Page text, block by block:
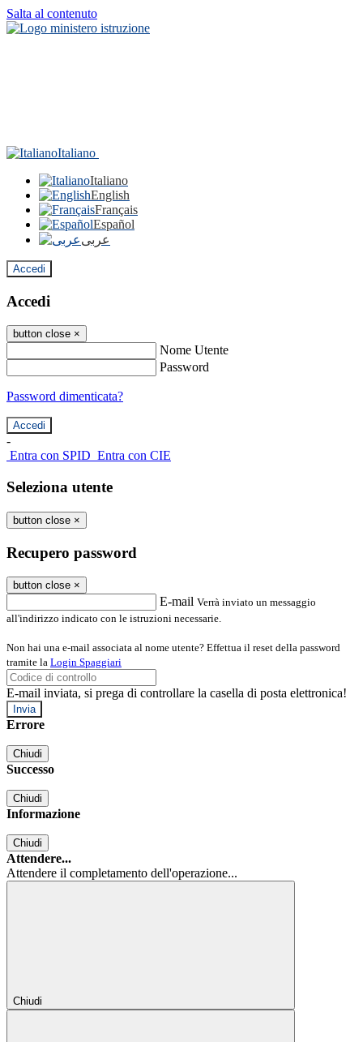
Salta al contenuto
Italiano
Italiano
English
Français
Español
عربى
Accedi
Accedi
button close ×
Nome Utente
Password
Password dimenticata?
-
Entra con SPID Entra con CIE
Seleziona utente
button close ×
Recupero password
button close ×
E-mail Verrà inviato un messaggio
all'indirizzo indicato con le istruzioni necessarie.
Non hai una e-mail associata al nome utente? Effettua il reset della password
tramite la Login Spaggiari
E-mail inviata, si prega di controllare la casella di posta elettronica!
Errore
Chiudi
Successo
Chiudi
Informazione
Chiudi
Attendere...
Attendere il completamento dell'operazione...
Chiudi